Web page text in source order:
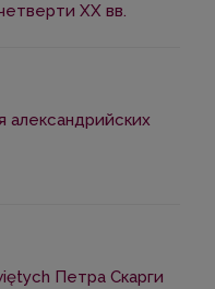
XX вв.
александрийских
Петра Скарги